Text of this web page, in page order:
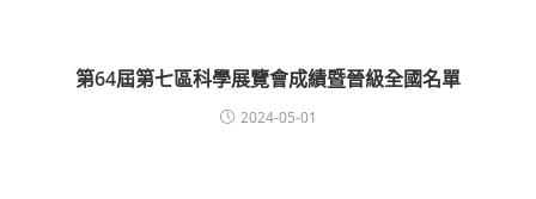
第64屆第七區科學展覽會成績暨晉級全國名單
2024-05-01